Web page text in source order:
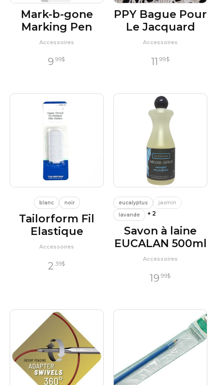
Mark-b-gone
Marking Pen
Accessoires
9 .99$
PPY Bague Pour
Le Jacquard
Accessoires
11 .99$
blanc noir
Tailorform Fil
Elastique
Accessoires
2 .39$
eucalyptus
jasmin
lavande
+ 2
Savon à laine
EUCALAN 500ml
Accessoires
19 .99$